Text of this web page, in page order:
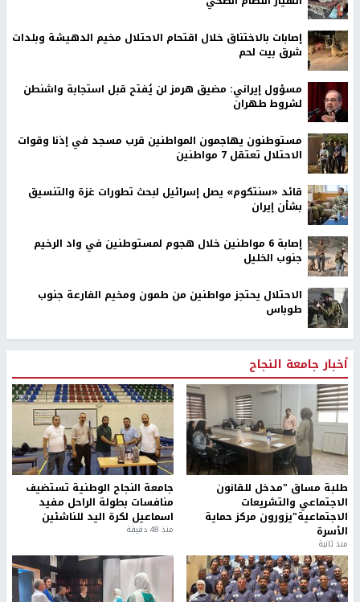
إصابات بالاختناق خلال اقتحام الاحتلال مخيم الدهيشة وبلدات
شرق بيت لحم
مسؤول إيراني: مضيق هرمز لن يُفتح قبل استجابة واشنطن
لشروط طهران
مستوطنون يهاجمون المواطنين قرب مسجد في إذنا وقوات
الاحتلال تعتقل 7 مواطنين
قائد «سنتكوم» يصل إسرائيل لبحث تطورات غزة والتنسيق
بشأن إيران
إصابة 6 مواطنين خلال هجوم لمستوطنين في واد الرخيم
جنوب الخليل
الاحتلال يحتجز مواطنين من طمون ومخيم الفارعة جنوب
طوباس
أخبار جامعة النجاح
طلبة مساق "مدخل للقانون
الاجتماعي والتشريعات
الاجتماعية"يزورون مركز حماية
الأسرة
منذ ثانية
جامعة النجاح الوطنية تستضيف
منافسات بطولة الراحل مفيد
اسماعيل لكرة اليد للناشئين
منذ 48 دقيقة